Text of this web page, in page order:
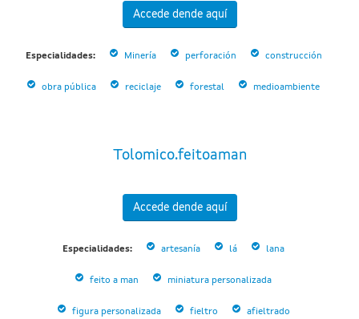
Accede dende aquí
Especialidades: Minería perforación construcción
obra pública reciclaje forestal medioambiente
Tolomico.feitoaman
Accede dende aquí
Especialidades: artesanía lá lana
feito a man miniatura personalizada
figura personalizada fieltro afieltrado